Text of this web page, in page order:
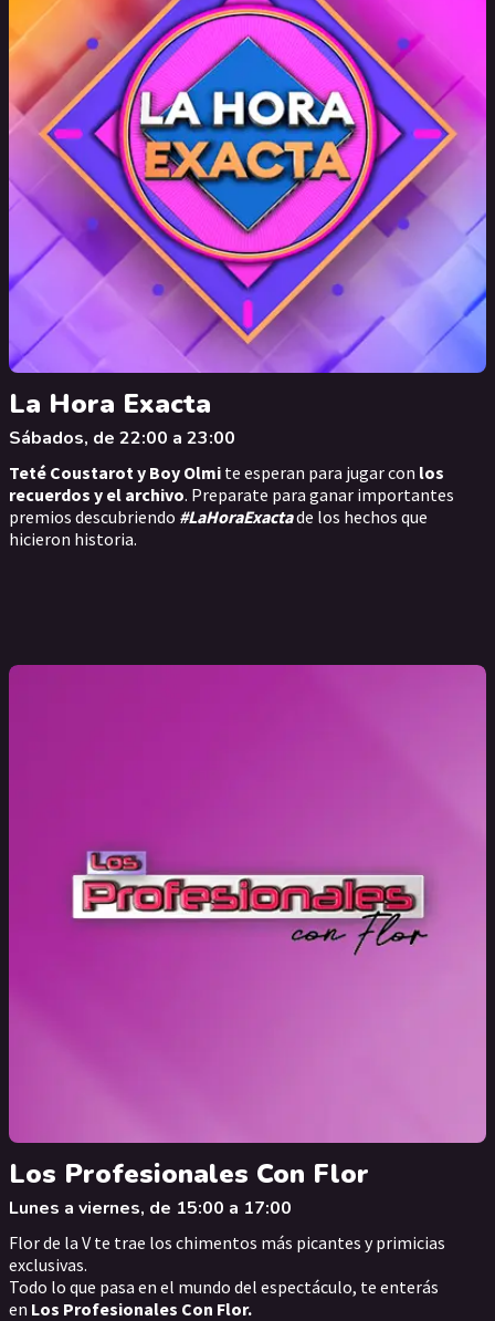
La Hora Exacta
Sábados, de 22:00 a 23:00
Teté Coustarot y Boy Olmi te esperan para jugar con los
recuerdos y el archivo. Preparate para ganar importantes
premios descubriendo #LaHoraExactade los hechos que
hicieron historia.
Los Profesionales Con Flor
Lunes a viernes, de 15:00 a 17:00
Flor de la V te trae los chimentos más picantes y primicias
exclusivas.
Todo lo que pasa en el mundo del espectáculo, te enterás
en Los Profesionales Con Flor.